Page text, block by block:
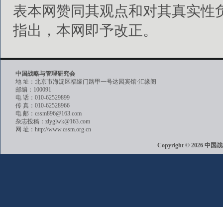
表本网赞同其观点和对其真实
指出，本网即予改正。
中国战略与管理研究会
地 址：北京市海淀区福缘门路甲一号达园宾馆·汇缘阁
邮编：100091
电 话：010-62529899
传 真：010-62528966
电 邮：cssm896@163.com
杂志投稿：zlyglwk@163.com
网 址：http://www.cssm.org.cn
Copyright © 2026 中国